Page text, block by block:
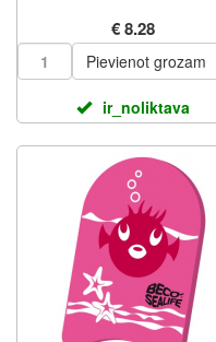
€ 8.28
Pievienot grozam
ir_noliktava